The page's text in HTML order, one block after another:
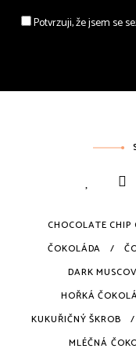
Potvrzuji, že jsem se
CHOCOLATE CHIP
ČOKOLÁDA
DARK
HOŘKÁ
KUKUŘIČNÝ ŠKROB
MLÉČNÁ